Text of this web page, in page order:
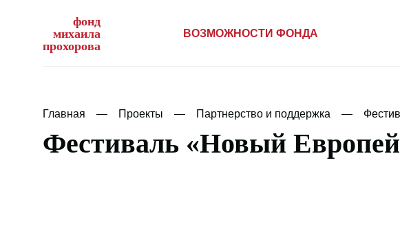
фонд
михаила
прохорова
ВОЗМОЖНОСТИ ФОНДА
Главная Проекты Партнерство и поддержка
Фестиваль «Новый